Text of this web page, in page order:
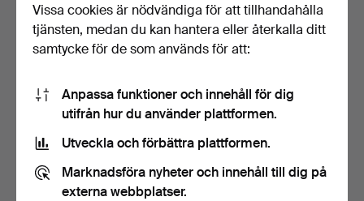
VICKE LINDSTRAND.
FIGURER, TVÅ STYCKEN,
VICKE LINDSTRAND. glas
med Stockholmsdekor…
Vissa cookies är nödvändiga för att tillhandahålla
tjänsten, medan du kan hantera eller återkalla ditt
samtycke för de som används för att:
Anpassa funktioner och innehåll för dig
utifrån hur du använder plattformen.
Utveckla och förbättra plattformen.
Marknadsföra nyheter och innehåll till dig på
externa webbplatser.